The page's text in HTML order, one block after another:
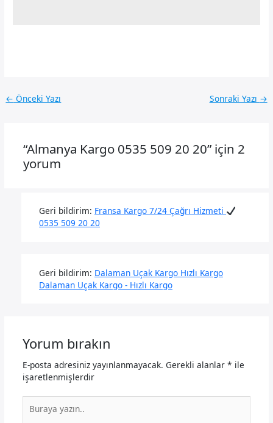
← Önceki Yazı Sonraki Yazı →
“Almanya Kargo 0535 509 20 20” için 2
yorum
Geri bildirim: Fransa Kargo 7/24 Çağrı Hizmeti
0535 509 20 20
Geri bildirim: Dalaman Uçak Kargo Hızlı Kargo
Dalaman Uçak Kargo - Hızlı Kargo
Yorum bırakın
E-posta adresiniz yayınlanmayacak. Gerekli alanlar * ile
işaretlenmişlerdir
yazın..